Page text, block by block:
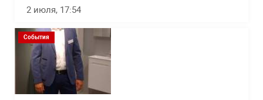
2 июля, 17:54
События